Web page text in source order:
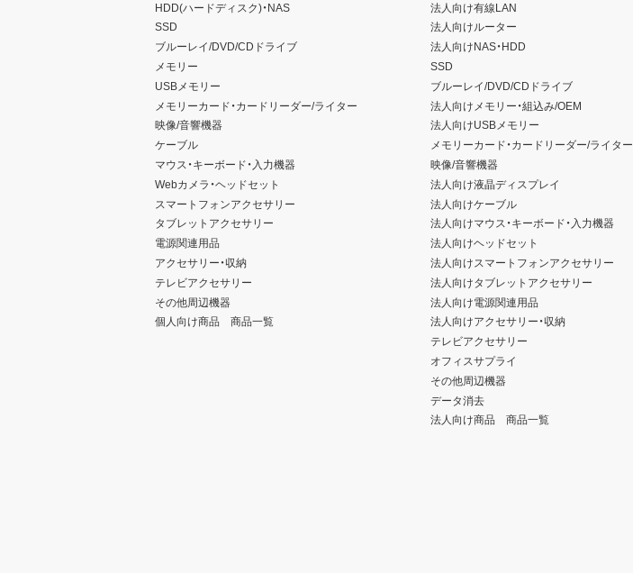
HDD(ハードディスク)・NAS
SSD
ブルーレイ/DVD/CDドライブ
メモリー
USBメモリー
メモリーカード・カードリーダー/ライター
映像/音響機器
ケーブル
マウス・キーボード・入力機器
Webカメラ・ヘッドセット
スマートフォンアクセサリー
タブレットアクセサリー
電源関連用品
アクセサリー・収納
テレビアクセサリー
その他周辺機器
個人向け商品 商品一覧
法人向け有線LAN
法人向けルーター
法人向けNAS・HDD
SSD
ブルーレイ/DVD/CDドライブ
法人向けメモリー・組込み/OEM
法人向けUSBメモリー
メモリーカード・カードリーダー/ライター
映像/音響機器
法人向け液晶ディスプレイ
法人向けケーブル
法人向けマウス・キーボード・入力機器
法人向けヘッドセット
法人向けスマートフォンアクセサリー
法人向けタブレットアクセサリー
法人向け電源関連用品
法人向けアクセサリー・収納
テレビアクセサリー
オフィスサプライ
その他周辺機器
データ消去
法人向け商品 商品一覧